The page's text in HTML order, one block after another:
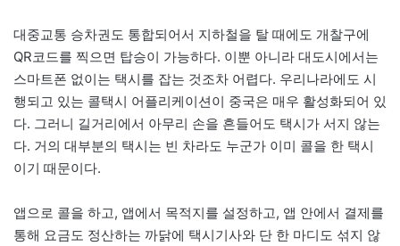
대중교통 승차권도 통합되어서 지하철을 탈 때에도 개찰구에
QR코드를 찍으면 탑승이 가능하다. 이뿐 아니라 대도시에서는
스마트폰 없이는 택시를 잡는 것조차 어렵다. 우리나라에도 시
행되고 있는 콜택시 어플리케이션이 중국은 매우 활성화되어 있
다. 그러니 길거리에서 아무리 손을 흔들어도 택시가 서지 않는
다. 거의 대부분의 택시는 빈 차라도 누군가 이미 콜을 한 택시
이기 때문이다.
앱으로 콜을 하고, 앱에서 목적지를 설정하고, 앱 안에서 결제를
통해 요금도 정산하는 까닭에 택시기사와 단 한 마디도 섞지 않